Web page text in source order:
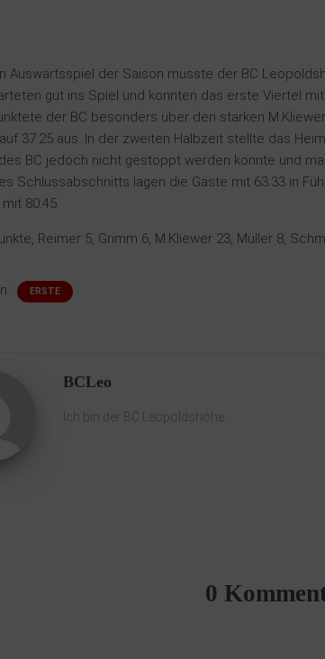
Auswärtsspiel der Saison musste der BC
gut ins Spiel und konnten das erste Viertel
der BC besonders über den starken
37:25 aus. In der zweiten Halbzeit stellte das
BC jedoch nicht gestoppt werden konnte und
Schlussabschnitts lagen die Gäste mit 63:33 in
80:45.
Reimer 5, Grimm 6, M.Kliewer 23, Müller 8,
ERSTE
BCLeo
Ich bin der BC Leopoldshöhe.
0